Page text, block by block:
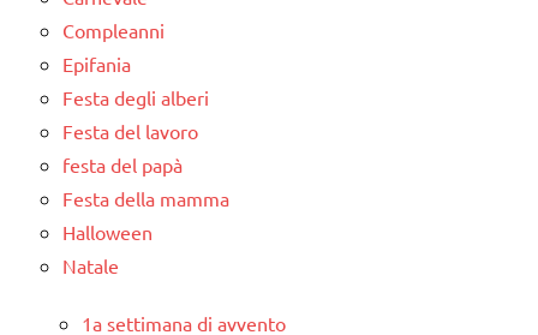
Compleanni
Epifania
Festa degli alberi
Festa del lavoro
festa del papà
Festa della mamma
Halloween
Natale
1a settimana di avvento